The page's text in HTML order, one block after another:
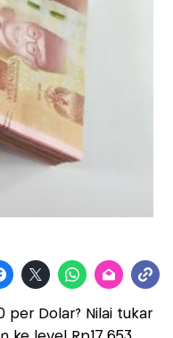
Dolar? Nilai tukar